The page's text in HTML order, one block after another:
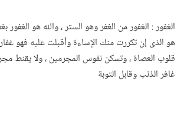
الغفور : الغفور من الغفر وهو الستر ، والله هو الغفور
هو الذى إن تكررت منك الإساءة وأقبلت عليه فهو
قلوب العصاة ، وتسكن نفوس المجرمين ، ولا يقنط
غافر الذنب وقابل التوبة